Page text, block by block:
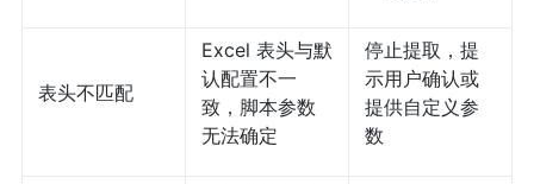
表头不匹配
Excel 表头与默
认配置不一
致，脚本参数
无法确定
停止提取，提
示用户确认或
提供自定义参
数